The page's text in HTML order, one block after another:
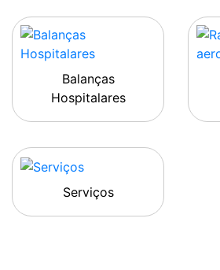
Balanças
Hospitalares
Serviços